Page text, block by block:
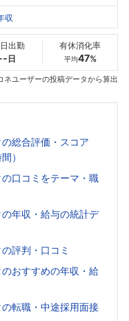
30代
万
--万
収
出勤
日
有休消化率
平均47%
ネユーザーの投稿データから算出
総合評価・スコア
）
口コミをテーマ・職
年収・給与の統計デ
評判・口コミ
おすすめの年収・給
転職・中途採用面接